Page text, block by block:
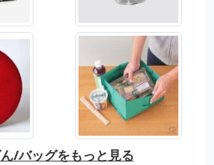
/バッグをもっと見る